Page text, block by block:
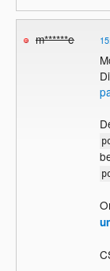
m******e